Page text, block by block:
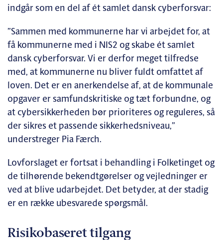
indgår som en del af ét samlet dansk cyberforsvar:
”Sammen med kommunerne har vi arbejdet for, at
få kommunerne med i NIS2 og skabe ét samlet
dansk cyberforsvar. Vi er derfor meget tilfredse
med, at kommunerne nu bliver fuldt omfattet af
loven. Det er en anerkendelse af, at de kommunale
opgaver er samfundskritiske og tæt forbundne, og
at cybersikkerheden bør prioriteres og reguleres, så
der sikres et passende sikkerhedsniveau,”
understreger Pia Færch.
Lovforslaget er fortsat i behandling i Folketinget og
de tilhørende bekendtgørelser og vejledninger er
ved at blive udarbejdet. Det betyder, at der stadig
er en række ubesvarede spørgsmål.
Risikobaseret tilgang